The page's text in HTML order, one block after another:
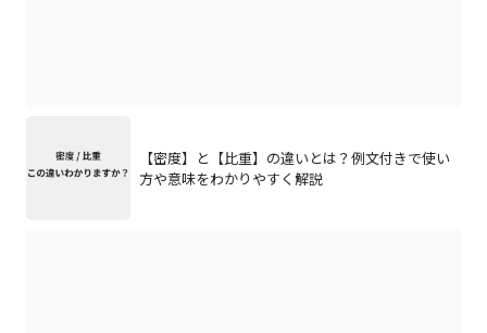
【密度】と【比重】の違いとは？例文付きで使い
方や意味をわかりやすく解説